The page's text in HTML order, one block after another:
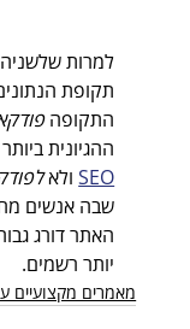
למרות
תקופת
התקופה
ההגיונית
SEO ולא
שבה אנשים
האתר דורג
יותר רשמים.
מאמרים מקצועיים